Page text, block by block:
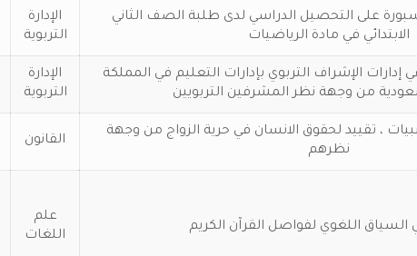
الإدارة
التربوية
على التحصيل الدراسي لدى طلبة الصف الثاني
الابتدائي في مادة الرياضيات
الإدارة
التربوية
إدارات الإشراف التربوي بإدارات التعليم في المملكة
من وجهة نظر المشرفين التربويين
القانون
، تقييد لحقوق الانسان في حرية الزواج من وجهة
نظرهم
علم
اللغات
السياق اللغوي لفواصل القرآن الكريم